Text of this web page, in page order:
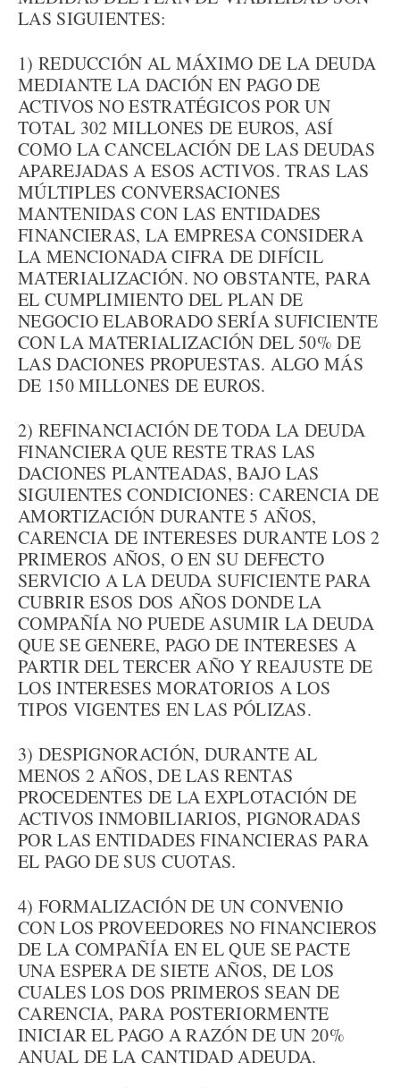
LAS SIGUIENTES:
1) REDUCCIÓN AL MÁXIMO DE LA DEUDA
MEDIANTE LA DACIÓN EN PAGO DE
ACTIVOS NO ESTRATÉGICOS POR UN
TOTAL 302 MILLONES DE EUROS, ASÍ
COMO LA CANCELACIÓN DE LAS DEUDAS
APAREJADAS A ESOS ACTIVOS. TRAS LAS
MÚLTIPLES CONVERSACIONES
MANTENIDAS CON LAS ENTIDADES
FINANCIERAS, LA EMPRESA CONSIDERA
LA MENCIONADA CIFRA DE DIFÍCIL
MATERIALIZACIÓN. NO OBSTANTE, PARA
EL CUMPLIMIENTO DEL PLAN DE
NEGOCIO ELABORADO SERÍA SUFICIENTE
CON LA MATERIALIZACIÓN DEL 50% DE
LAS DACIONES PROPUESTAS. ALGO MÁS
DE 150 MILLONES DE EUROS.
2) REFINANCIACIÓN DE TODA LA DEUDA
FINANCIERA QUE RESTE TRAS LAS
DACIONES PLANTEADAS, BAJO LAS
SIGUIENTES CONDICIONES: CARENCIA DE
AMORTIZACIÓN DURANTE 5 AÑOS,
CARENCIA DE INTERESES DURANTE LOS 2
PRIMEROS AÑOS, O EN SU DEFECTO
SERVICIO A LA DEUDA SUFICIENTE PARA
CUBRIR ESOS DOS AÑOS DONDE LA
COMPAÑÍA NO PUEDE ASUMIR LA DEUDA
QUE SE GENERE, PAGO DE INTERESES A
PARTIR DEL TERCER AÑO Y REAJUSTE DE
LOS INTERESES MORATORIOS A LOS
TIPOS VIGENTES EN LAS PÓLIZAS.
3) DESPIGNORACIÓN, DURANTE AL
MENOS 2 AÑOS, DE LAS RENTAS
PROCEDENTES DE LA EXPLOTACIÓN DE
ACTIVOS INMOBILIARIOS, PIGNORADAS
POR LAS ENTIDADES FINANCIERAS PARA
EL PAGO DE SUS CUOTAS.
4) FORMALIZACIÓN DE UN CONVENIO
CON LOS PROVEEDORES NO FINANCIEROS
DE LA COMPAÑÍA EN EL QUE SE PACTE
UNA ESPERA DE SIETE AÑOS, DE LOS
CUALES LOS DOS PRIMEROS SEAN DE
CARENCIA, PARA POSTERIORMENTE
INICIAR EL PAGO A RAZÓN DE UN 20%
ANUAL DE LA CANTIDAD ADEUDA.